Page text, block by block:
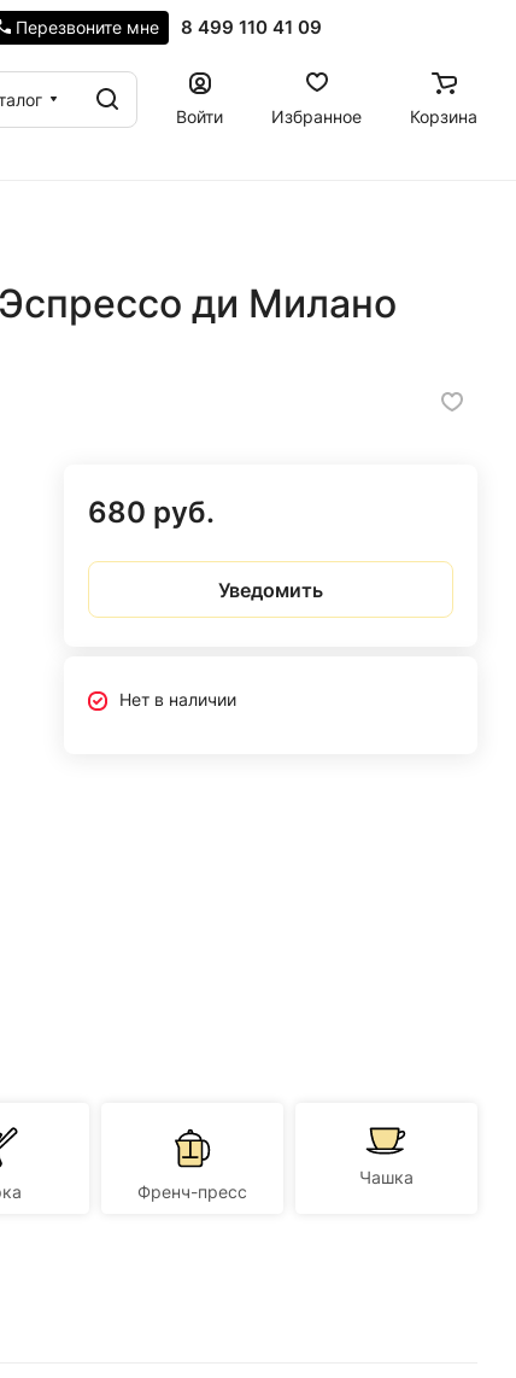
8 499 110 41 09
Перезвоните мне
Войти
Избранное Корзина
ди Милано
680 руб.
Уведомить
Нет в наличии
Френч-пресс
Чашка